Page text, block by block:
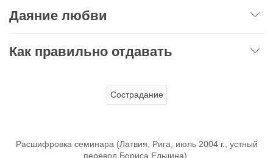
Даяние любви
Как правильно отдавать
Сострадание
Расшифровка семинара (Латвия, Рига, июль 2004 г., устный
перевод Бориса Ельчина).